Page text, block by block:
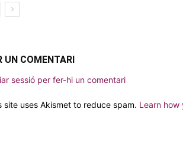
UN COMENTARI
sessió per fer-hi un comentari
site uses Akismet to reduce spam. Learn how